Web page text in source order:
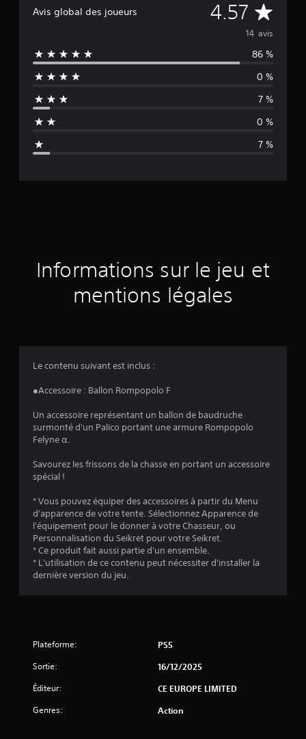
Avis global des joueurs 4.57 M
o
y
e
n
d
a
5
t
o
14 avis
86 %
0 %
7 %
0 %
7 %
Informations sur le jeu et
mentions légales
Le contenu suivant est inclus :
●Accessoire : Ballon Rompopolo F
Un accessoire représentant un ballon de baudruche
surmonté d'un Palico portant une armure Rompopolo
Felyne α.
Savourez les frissons de la chasse en portant un accessoire
spécial !
* Vous pouvez équiper des accessoires à partir du Menu
d'apparence de votre tente. Sélectionnez Apparence de
l'équipement pour le donner à votre Chasseur, ou
Personnalisation du Seikret pour votre Seikret.
* Ce produit fait aussi partie d'un ensemble.
* L'utilisation de ce contenu peut nécessiter d'installer la
dernière version du jeu.
Plateforme: PS5
Sortie: 16/12/2025
Éditeur: CE EUROPE LIMITED
Genres: Action